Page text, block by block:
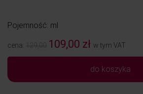
Pojemność: ml
cena: 129,00 109,00 zł w tym VAT
do koszyka